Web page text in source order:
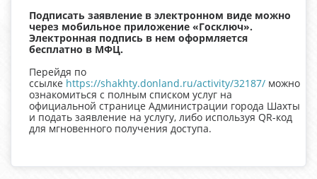
Подписать заявление в электронном виде можно
через мобильное приложение «Госключ».
Электронная подпись в нем оформляется
бесплатно в МФЦ.
Перейдя по
ссылке https://shakhty.donland.ru/activity/32187/ можно
ознакомиться с полным списком услуг на
официальной странице Администрации города Шахты
и подать заявление на услугу, либо используя QR-код
для мгновенного получения доступа.